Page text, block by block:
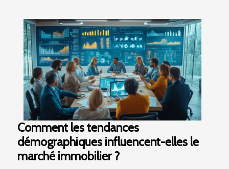
Comment les tendances
démographiques influencent-elles le
marché immobilier ?